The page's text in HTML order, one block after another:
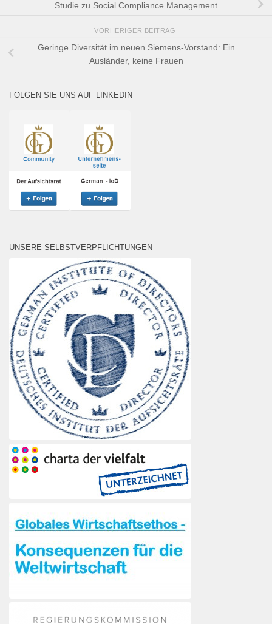
Studie zu Social Compliance Management
VORHERIGER BEITRAG
Geringe Diversität im neuen Siemens-Vorstand: Ein
Ausländer, keine Frauen
FOLGEN SIE UNS AUF LINKEDIN
UNSERE SELBSTVERPFLICHTUNGEN